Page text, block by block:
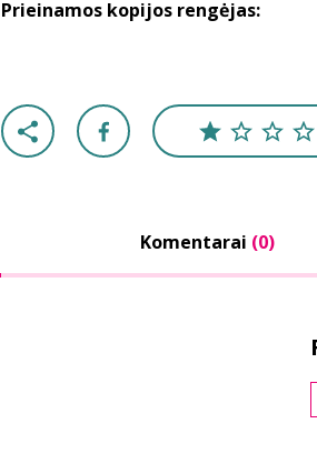
Prieinamos kopijos rengėjas:
Komentarai (0)